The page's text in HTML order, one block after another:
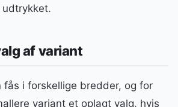
udtrykket.
af variant
fås i forskellige bredder, og for
variant et oplagt valg, hvis